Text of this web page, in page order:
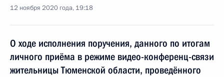
12 ноября 2020 года, 19:18
О ходе исполнения поручения, данного по итогам
личного приёма в режиме видео-конференц-связи
жительницы Тюменской области, проведённого